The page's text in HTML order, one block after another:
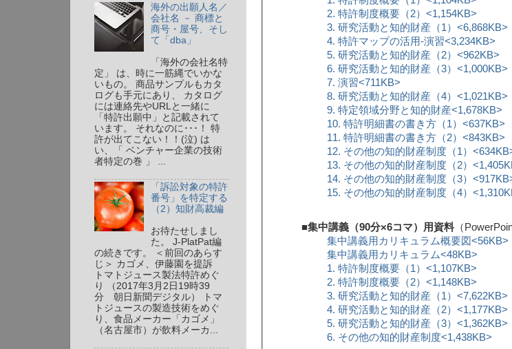
2. 特許制度概要（2）<1,154KB>
3. 研究活動と知的財産（1）<6,868KB>
4. 特許マップの活用-演習<3,234KB>
5. 研究活動と知的財産（2）<962KB>
6. 研究活動と知的財産（3）<1,000KB>
7. 演習<711KB>
8. 研究活動と知的財産（4）<1,021KB>
9. 特定領域分野と知的財産<1,678KB>
10. 特許明細書の書き方（1）<637KB>
11. 特許明細書の書き方（2）<843KB>
12. その他の知的財産制度（1）
13. その他の知的財産制度（2）
14. その他の知的財産制度（3）
15. その他の知的財産制度（4）
■集中講義（90分×6コマ）用資料（
集中講義用カリキュラム概要図<56KB>
集中講義用カリキュラム<48KB>
1. 特許制度概要（1）<1,107KB>
2. 特許制度概要（2）<1,148KB>
3. 研究活動と知的財産（1）<7,622KB>
4. 研究活動と知的財産（2）<1,177KB>
5. 研究活動と知的財産（3）<1,362KB>
6. その他の知的財産制度<1,438KB>
海外の出願人名／
会社名 － 商標と
商号・屋号、そし
て「dba」
「海外の会社名特
定」 は、時に一筋縄でいかな
いもの。 商品サンプルもカタ
ログも手元にあり、 カタログ
には連絡先やURLと一緒に
「特許出願中」と記載されて
います。 それなのに･･･！ 特
許が出てこない！！(泣) は
い、「 ベンチャー企業の技術
者特定の巻 」 ...
「訴訟対象の特許
番号」を特定する
（2）知財高裁編
お待たせしまし
た。 J-PlatPat編
の続きです。 ＜前回のあらす
じ＞ カゴメ、伊藤園を提訴
トマトジュース製法特許めぐ
り （2017年3月2日19時39
分 朝日新聞デジタル） トマ
トジュースの製造技術をめぐ
り、食品メーカー「カゴメ」
（名古屋市）が飲料メーカ...